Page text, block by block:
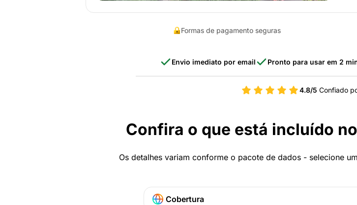
Formas de pagamento seguras
Envio imediato por email Pronto para usar em 2
4.8/5 Confiado
Confira o que está incluído
Os detalhes variam conforme o pacote de dados - selecione
Cobertura